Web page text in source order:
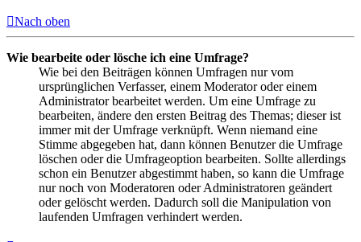
Nach oben
Wie bearbeite oder lösche ich eine Umfrage?
Wie bei den Beiträgen können Umfragen nur vom
ursprünglichen Verfasser, einem Moderator oder einem
Administrator bearbeitet werden. Um eine Umfrage zu
bearbeiten, ändere den ersten Beitrag des Themas; dieser ist
immer mit der Umfrage verknüpft. Wenn niemand eine
Stimme abgegeben hat, dann können Benutzer die Umfrage
löschen oder die Umfrageoption bearbeiten. Sollte allerdings
schon ein Benutzer abgestimmt haben, so kann die Umfrage
nur noch von Moderatoren oder Administratoren geändert
oder gelöscht werden. Dadurch soll die Manipulation von
laufenden Umfragen verhindert werden.